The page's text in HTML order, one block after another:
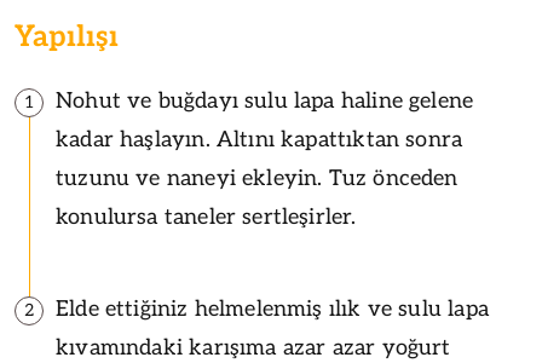
Yapılışı
1
Nohut ve buğdayı sulu lapa haline gelene
kadar haşlayın. Altını kapattıktan sonra
tuzunu ve naneyi ekleyin. Tuz önceden
konulursa taneler sertleşirler.
2
Elde ettiğiniz helmelenmiş ılık ve sulu lapa
kıvamındaki karışıma azar azar yoğurt